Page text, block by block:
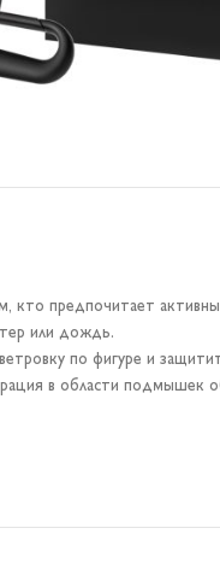
предпочитает
или дождь.
ветровку по фигуре и
в области подмышек